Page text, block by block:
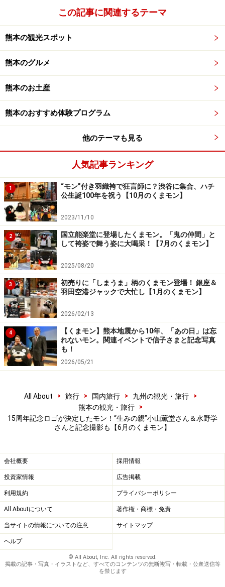
東京大学駒場キャンパス＝6月8日、東京都目黒区
熊本ブースで。2018年に東京大学先端科学技術研究セン
ターから「せんたん研究員」に任命され、論文のお手伝
いなどをしてきた。研究員証を誇らしげに見せる。
東京大学駒場キャンパス＝6月8日、東京都目黒区
熊本のあさり、食べてほしかモン
熊本県産あさりをイオン東雲店でPR。突然、現れたくま
モンに家族連れが大喜び。あっという間にステージ前は
人だかりが。
イオン東雲店＝6月9日、東京都江東区
魚介売り場で、熊本県産あさりを紹介。「おいしいから
買っていってほしかモン」と通る人たちに熱烈に訴え
た。
イオン東雲店＝6月9日、東京都江東区
熊本で起業してほしかモン
東京ビッグサイトの「JPCA Show 2024 電子機器トータ
ルソリューション展」へ。熊本への企業誘致、半導体メ
ーカーの説明などに余念がない。
スーツ姿で熊本のブースに登場。行き交うビジネスマン
が「くまモンがスーツ着てる！」と驚きつつ、笑顔で写
この記事に関連するテーマ
熊本の観光スポット
熊本のグルメ
熊本のお土産
熊本のおすすめ体験プログラム
他のテーマも見る
人気記事ランキング
1
“モン”付き羽織袴で狂言師に？渋谷に集合、ハチ
公生誕100年を祝う【10月のくまモン】
2023/11/10
2
国立能楽堂に登場したくまモン。「鬼の仲間」と
して袴姿で舞う姿に大喝采！【7月のくまモン】
2025/08/20
3
初売りに「しまうま」柄のくまモン登場！ 銀座＆
羽田空港ジャックで大忙し【1月のくまモン】
2026/02/13
4
【くまモン】熊本地震から10年、「あの日」は忘
れないモン。関連イベントで信子さまと記念写真
も！
2026/05/21
All About > 旅行 > 国内旅行 > 九州の観光・旅行
>
熊本の観光・旅行
>
15周年記念ロゴが決定したモン！“生みの親”小山薫堂さん＆水野学
さんと記念撮影も【6月のくまモン】
会社概要 採用情報
投資家情報 広告掲載
利用規約 プライバシーポリシー
All Aboutについて 著作権・商標・免責
当サイトの情報についての注意 サイトマップ
ヘルプ
© All About, Inc. All rights reserved.
掲載の記事・写真・イラストなど、すべてのコンテンツの無断複写・転載・公衆送信等
を禁じます